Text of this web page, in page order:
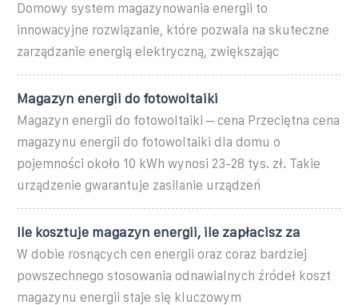
Domowy system magazynowania energii to
innowacyjne rozwiązanie, które pozwala na skuteczne
zarządzanie energią elektryczną, zwiększając
Magazyn energii do fotowoltaiki
Magazyn energii do fotowoltaiki – cena Przeciętna cena
magazynu energii do fotowoltaiki dla domu o
pojemności około 10 kWh wynosi 23-28 tys. zł. Takie
urządzenie gwarantuje zasilanie urządzeń
Ile kosztuje magazyn energii, ile zapłacisz za
W dobie rosnących cen energii oraz coraz bardziej
powszechnego stosowania odnawialnych źródeł koszt
magazynu energii staje się kluczowym